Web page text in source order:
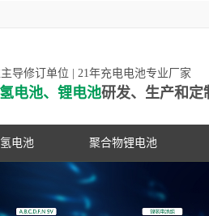
导修订单位 | 21年充电电池专业厂家
电池、锂电池研发、生产和定
电池 聚合物锂电池
高低温聚合物锂电池